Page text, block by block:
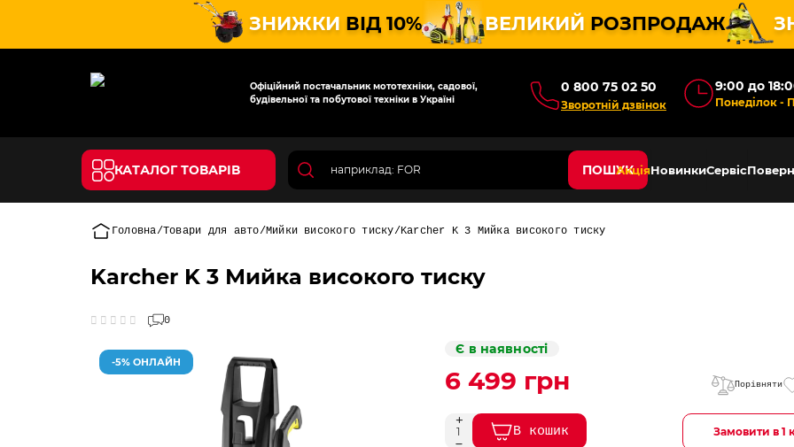
ЗНИЖКИ ВІД 10% ВЕЛИКИЙ РОЗПРОДАЖ
Офіційний постачальник мототехніки, садової,
будівельної та побутової техніки в Україні
0 800 75 02 50
Зворотній дзвінок
9:00 до
Понеділок -
КАТАЛОГ ТОВАРІВ ПОШУКАкціяНовинкиСервіс
Головна Товари для авто Мийки високого тиску Karcher K 3 Мийка високого тиску
Karcher K 3 Мийка високого тиску
0
-5% ОНЛАЙН
Є в наявності
6 499 грн Порівняти
В кошик Замовити в 1